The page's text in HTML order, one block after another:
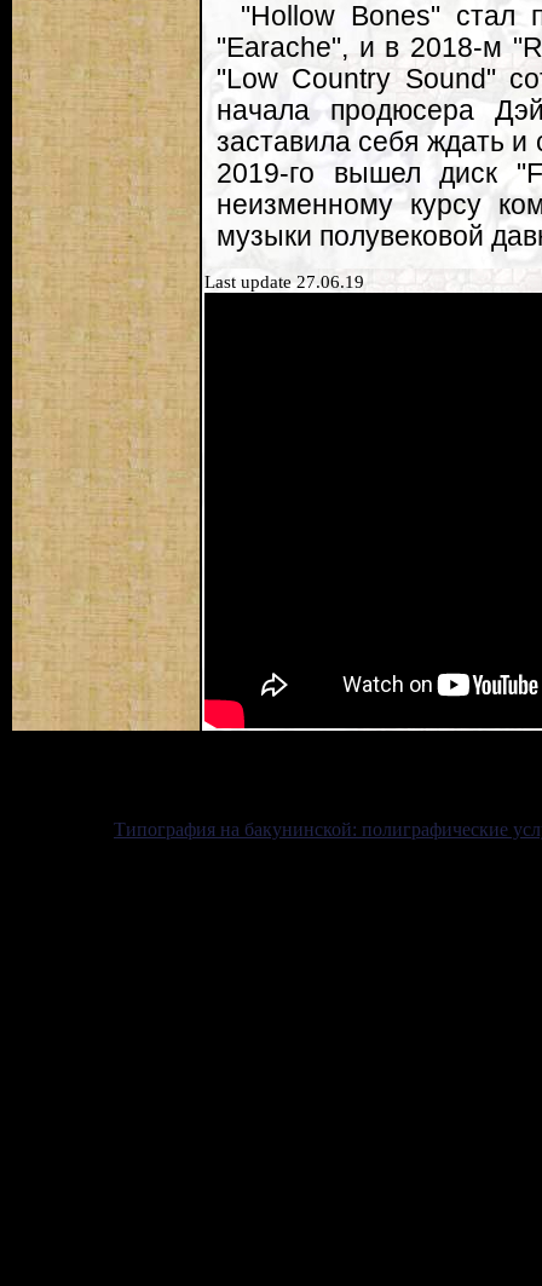
"Hollow Bones" стал
"Earache", и в 2018-м
"Low Country Sound"
начала продюсера
заставила себя ждать и
2019-го вышел диск
неизменному курсу
музыки полувековой
Last update 27.06.19
Типография на бакунинской: полиграфические